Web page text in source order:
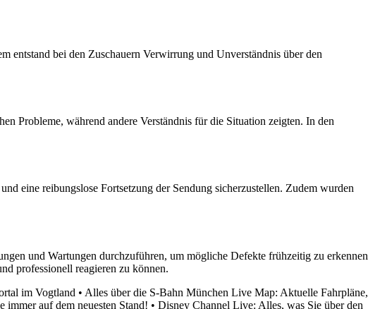
entstand bei den Zuschauern Verwirrung und Unverständnis über den
Probleme, während andere Verständnis für die Situation zeigten. In den
eine reibungslose Fortsetzung der Sendung sicherzustellen. Zudem wurden
und Wartungen durchzuführen, um mögliche Defekte frühzeitig zu erkennen
professionell reagieren zu können.
im Vogtland • Alles über die S-Bahn München Live Map: Aktuelle Fahrpläne,
auf dem neuesten Stand! • Disney Channel Live: Alles, was Sie über den